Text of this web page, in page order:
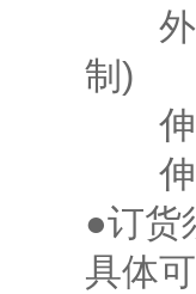
外型
制)
伸出
伸出
●订货
具体